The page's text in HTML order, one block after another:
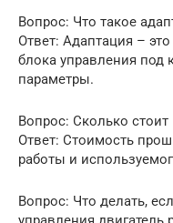
Вопрос: Что такое
Ответ: Адаптация –
блока управления под
параметры.
Вопрос: Сколько
Ответ: Стоимость
работы и
Вопрос: Что делать,